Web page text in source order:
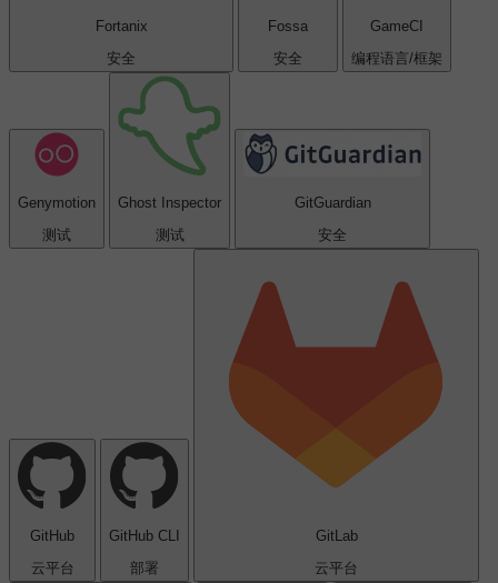
Fortanix
安全
Fossa
安全
GameCI
编程语言/框架
Genymotion
测试
Ghost Inspector
测试
GitGuardian
安全
GitHub
云平台
GitHub CLI
部署
GitLab
云平台